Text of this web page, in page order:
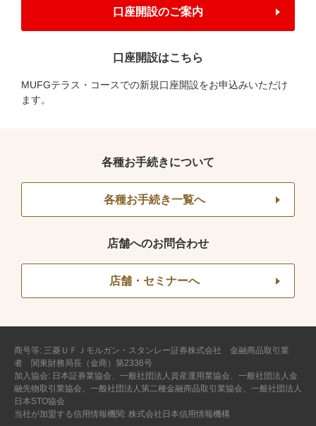
口座開設のご案内
口座開設はこちら
MUFGテラス・コースでの新規口座開設をお申込みいただけ
ます。
各種お手続きについて
各種お手続き一覧へ
店舗へのお問合わせ
店舗・セミナーへ
商号等: 三菱ＵＦＪモルガン・スタンレー証券株式会社 金融商品取引業
者 関東財務局長（金商）第2336号
加入協会: 日本証券業協会、一般社団法人資産運用業協会、一般社団法人金
融先物取引業協会、一般社団法人第二種金融商品取引業協会、一般社団法人
日本STO協会
当社が加盟する信用情報機関: 株式会社日本信用情報機構